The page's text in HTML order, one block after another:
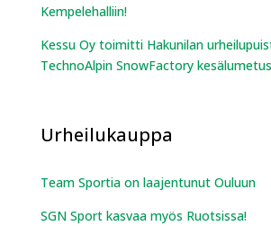
Kempelehalliin!
Kessu Oy toimitti Hakunilan
TechnoAlpin SnowFactory
Urheilukauppa
Team Sportia on laajentunut Ouluun
SGN Sport kasvaa myös Ruotsissa!